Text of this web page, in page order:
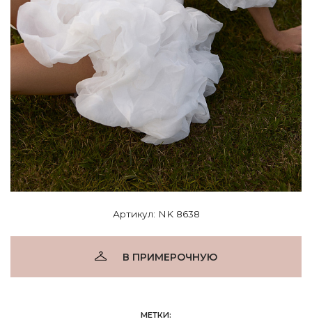
Артикул: NK 8638
В ПРИМЕРОЧНУЮ
МЕТКИ: